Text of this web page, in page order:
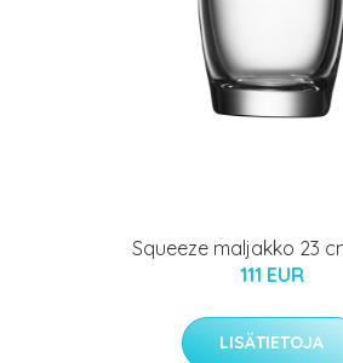
Squeeze maljakko 23
111 EUR
LISÄTIETOJA